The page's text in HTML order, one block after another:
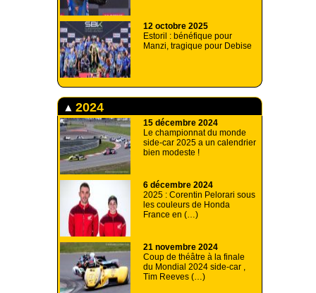
12 octobre 2025
Estoril : bénéfique pour
Manzi, tragique pour Debise
2024
15 décembre 2024
Le championnat du monde
side-car 2025 a un calendrier
bien modeste !
6 décembre 2024
2025 : Corentin Pelorari sous
les couleurs de Honda
France en (…)
21 novembre 2024
Coup de théâtre à la finale
du Mondial 2024 side-car ,
Tim Reeves (…)